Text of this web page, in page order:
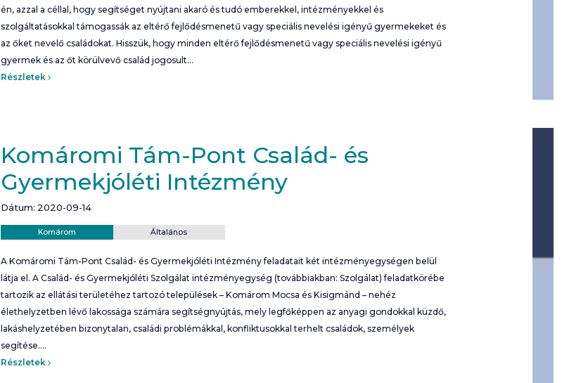
én, azzal a céllal, hogy segítséget nyújtani akaró és tudó emberekkel, intézményekkel és
szolgáltatásokkal támogassák az eltérő fejlődésmenetű vagy speciális nevelési igényű gyermekeket és
az őket nevelő családokat. Hisszük, hogy minden eltérő fejlődésmenetű vagy speciális nevelési igényű
gyermek és az őt körülvevő család jogosult…
Részletek
Komáromi Tám-Pont Család- és
Gyermekjóléti Intézmény
Dátum: 2020-09-14
Komárom
Kategória: Általános
A Komáromi Tám-Pont Család- és Gyermekjóléti Intézmény feladatait két intézményegységen belül
látja el. A Család- és Gyermekjóléti Szolgálat intézményegység (továbbiakban: Szolgálat) feladatkörébe
tartozik az ellátási területéhez tartozó települések – Komárom Mocsa és Kisigmánd – nehéz
élethelyzetben lévő lakossága számára segítségnyújtás, mely legfőképpen az anyagi gondokkal küzdő,
lakáshelyzetében bizonytalan, családi problémákkal, konfliktusokkal terhelt családok, személyek
segítése.…
Részletek